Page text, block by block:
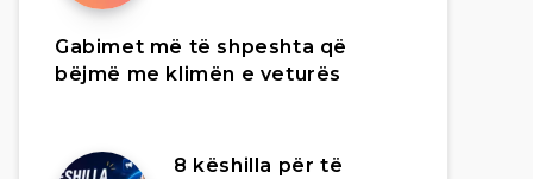
Gabimet më të shpeshta që
bëjmë me klimën e veturës
8 këshilla për të